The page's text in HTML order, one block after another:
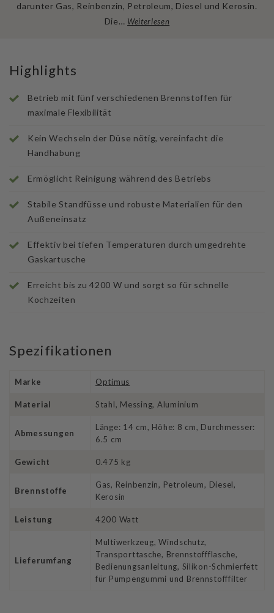
darunter Gas, Reinbenzin, Petroleum, Diesel und Kerosin.
Die… Weiterlesen
Highlights
Betrieb mit fünf verschiedenen Brennstoffen für
maximale Flexibilität
Kein Wechseln der Düse nötig, vereinfacht die
Handhabung
Ermöglicht Reinigung während des Betriebs
Stabile Standfüsse und robuste Materialien für den
Außeneinsatz
Effektiv bei tiefen Temperaturen durch umgedrehte
Gaskartusche
Erreicht bis zu 4200 W und sorgt so für schnelle
Kochzeiten
Spezifikationen
Marke Optimus
Material Stahl, Messing, Aluminium
Abmessungen
Länge: 14 cm, Höhe: 8 cm, Durchmesser:
6.5 cm
Gewicht 0.475 kg
Brennstoffe
Gas, Reinbenzin, Petroleum, Diesel,
Kerosin
Leistung 4200 Watt
Lieferumfang
Multiwerkzeug, Windschutz,
Transporttasche, Brennstoffflasche,
Bedienungsanleitung, Silikon-Schmierfett
für Pumpengummi und Brennstofffilter